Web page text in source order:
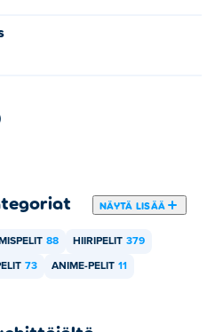
ja tableteilla.
NÄYTÄ LISÄÄ
88 HIIRIPELIT 379
73 ANIME-PELIT 11